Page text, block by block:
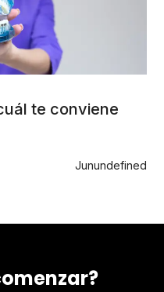
te conviene
Junundefined